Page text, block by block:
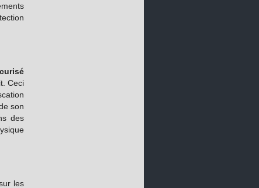
Ceci
de son
des
les